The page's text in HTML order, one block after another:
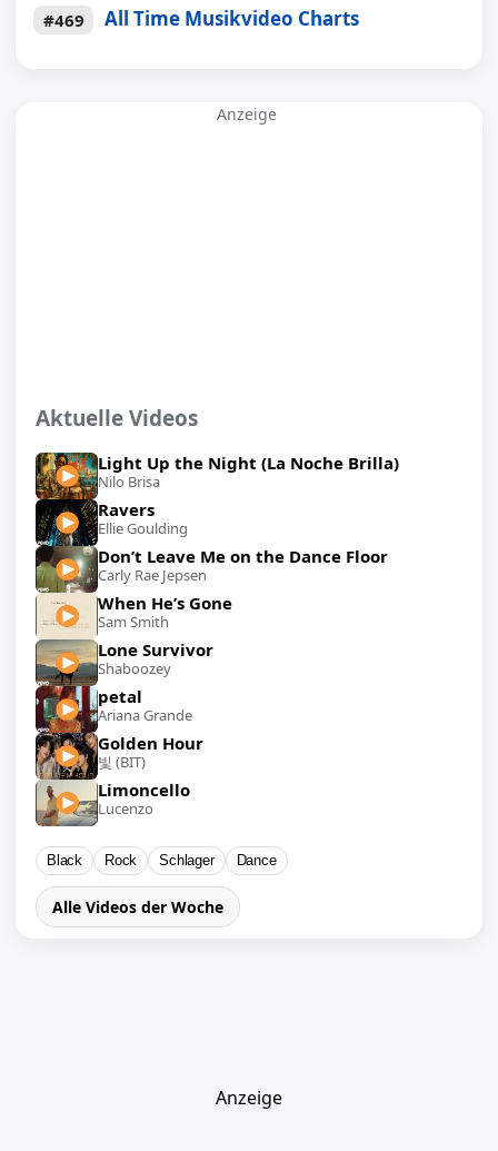
#469 All Time Musikvideo Charts
Anzeige
Aktuelle Videos
Light Up the Night (La Noche Brilla)
Nilo Brisa
Ravers
Ellie Goulding
Don’t Leave Me on the Dance Floor
Carly Rae Jepsen
When He’s Gone
Sam Smith
Lone Survivor
Shaboozey
petal
Ariana Grande
Golden Hour
빛 (BIT)
Limoncello
Lucenzo
Black Rock Schlager Dance
Alle Videos der Woche
Anzeige